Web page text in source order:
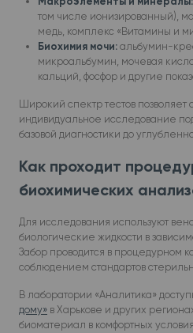
том числе ионизированный),
медь, комплекс «Витамины и
Биохимия мочи: альбумин-
микроальбумин, мочевая
кальций, фосфор и другие
Широкий спектр тестов позволяет
индивидуальное исследование
базовой диагностики до
Как проходит
биохимических
Для исследования используют
биологические жидкости в
Забор проводится в процедурном
соблюдением стандартов
В лаборатории «Аналитика»
дому» в Харькове и других
биоматериал в комфортных